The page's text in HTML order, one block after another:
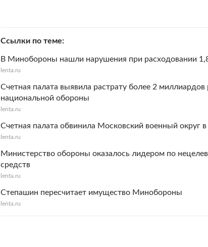
Ссылки по теме
В Минобороны нашли нарушения при расходовании
lenta.ru
Счетная палата выявила растрату более 2 миллиардов
национальной обороны
lenta.ru
Счетная палата обвинила Московский военный округ
lenta.ru
Министерство обороны оказалось лидером по
средств
lenta.ru
Степашин пересчитает имущество Минобороны
lenta.ru